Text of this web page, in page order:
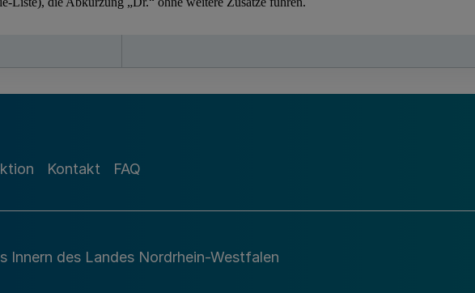
Kontakt FAQ
Innern des Landes Nordrhein-Westfalen